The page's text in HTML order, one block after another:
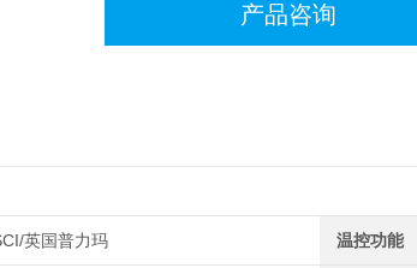
产品咨询
英国普力玛 温控功能